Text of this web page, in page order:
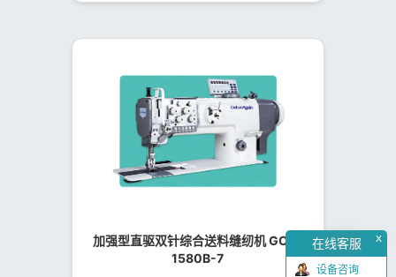
在线客服 x
设备咨询
加强型直驱双针综合送料缝纫机 GOA-
1580B-7